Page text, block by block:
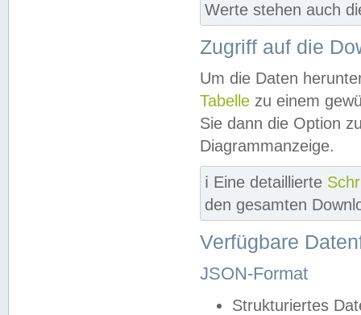
Werte stehen auch
Zugriff auf die
Um die Daten
Tabelle zu einem
Sie dann die Option
Diagrammanzeige.
ℹ️ Eine detaillierte
den gesamten
Verfügbare
JSON-Format
Strukturiertes